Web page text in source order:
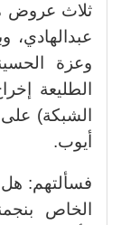
ثلاث عروض
عبدالهادي،
وعزة
الطليعة
الشبكة)
أيوب.
الخاص